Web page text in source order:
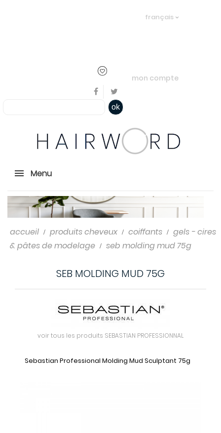
français
mon compte
ok
Menu
accueil produits cheveux coiffants
gels - cires
& pâtes de modelage
seb molding mud 75g
SEB MOLDING MUD 75G
voir tous les produits SEBASTIAN PROFESSIONNAL
Sebastian Professional Molding Mud Sculptant 75g